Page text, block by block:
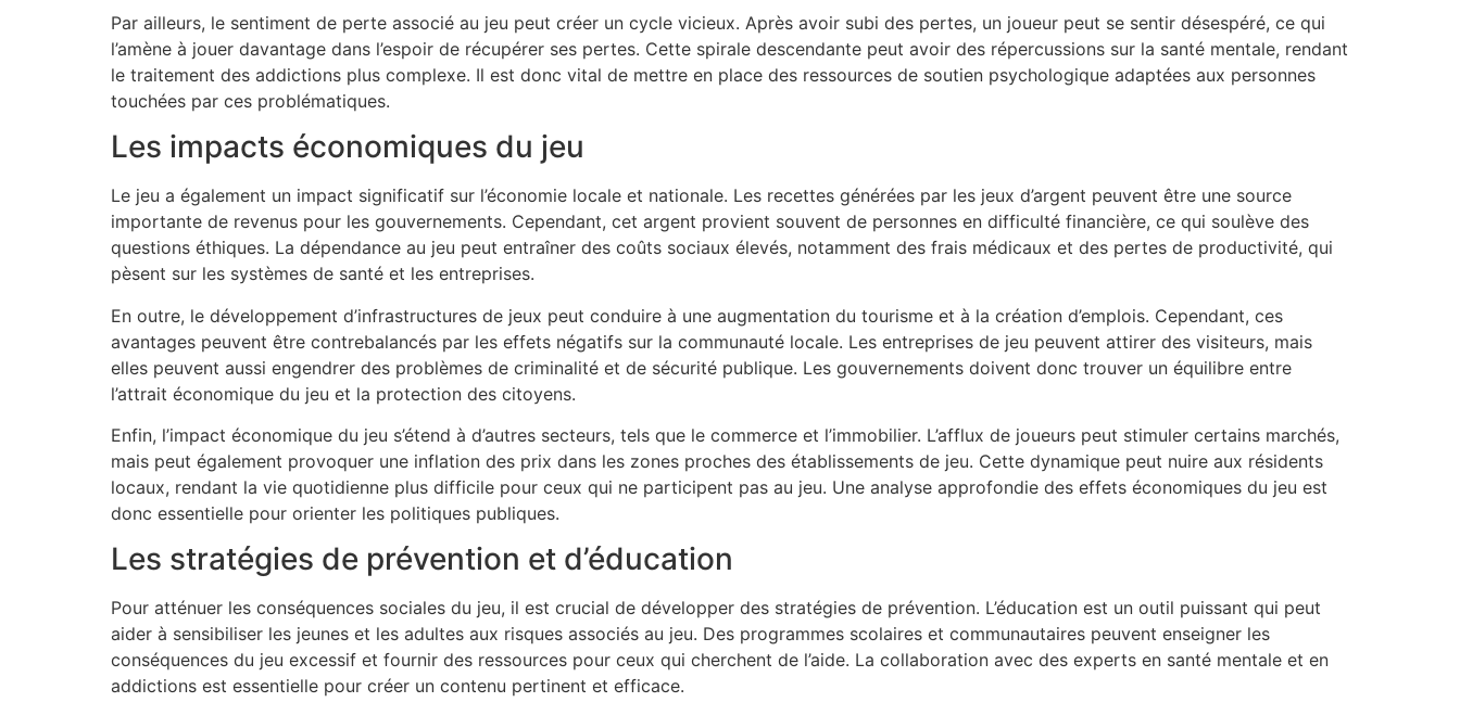
Par ailleurs, le sentiment de perte associé au jeu peut créer un cycle vicieux. Après avoir subi des pertes, un joueur peut se sentir désespéré, ce qui
l’amène à jouer davantage dans l’espoir de récupérer ses pertes. Cette spirale descendante peut avoir des répercussions sur la santé mentale, rendant
le traitement des addictions plus complexe. Il est donc vital de mettre en place des ressources de soutien psychologique adaptées aux personnes
touchées par ces problématiques.
Les impacts économiques du jeu
Le jeu a également un impact significatif sur l’économie locale et nationale. Les recettes générées par les jeux d’argent peuvent être une source
importante de revenus pour les gouvernements. Cependant, cet argent provient souvent de personnes en difficulté financière, ce qui soulève des
questions éthiques. La dépendance au jeu peut entraîner des coûts sociaux élevés, notamment des frais médicaux et des pertes de productivité, qui
pèsent sur les systèmes de santé et les entreprises.
En outre, le développement d’infrastructures de jeux peut conduire à une augmentation du tourisme et à la création d’emplois. Cependant, ces
avantages peuvent être contrebalancés par les effets négatifs sur la communauté locale. Les entreprises de jeu peuvent attirer des visiteurs, mais
elles peuvent aussi engendrer des problèmes de criminalité et de sécurité publique. Les gouvernements doivent donc trouver un équilibre entre
l’attrait économique du jeu et la protection des citoyens.
Enfin, l’impact économique du jeu s’étend à d’autres secteurs, tels que le commerce et l’immobilier. L’afflux de joueurs peut stimuler certains marchés,
mais peut également provoquer une inflation des prix dans les zones proches des établissements de jeu. Cette dynamique peut nuire aux résidents
locaux, rendant la vie quotidienne plus difficile pour ceux qui ne participent pas au jeu. Une analyse approfondie des effets économiques du jeu est
donc essentielle pour orienter les politiques publiques.
Les stratégies de prévention et d’éducation
Pour atténuer les conséquences sociales du jeu, il est crucial de développer des stratégies de prévention. L’éducation est un outil puissant qui peut
aider à sensibiliser les jeunes et les adultes aux risques associés au jeu. Des programmes scolaires et communautaires peuvent enseigner les
conséquences du jeu excessif et fournir des ressources pour ceux qui cherchent de l’aide. La collaboration avec des experts en santé mentale et en
addictions est essentielle pour créer un contenu pertinent et efficace.